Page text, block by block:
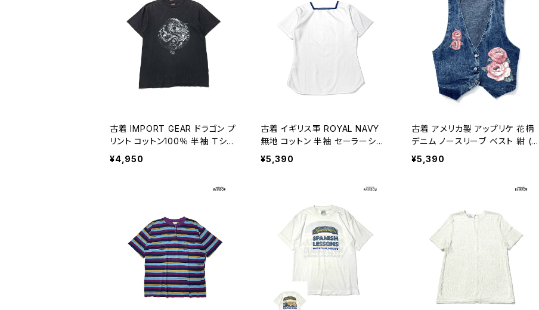
古着 IMPORT GEAR ドラゴン プ
リント コットン100％ 半袖 Ｔシャ
ツ 黒 (ttu2606049)
¥4,950
古着 イギリス軍 ROYAL NAVY
無地 コットン 半袖 セーラーシャ
ツ トップス プルオーバー 白 (ttu2
606117)
¥5,390
古着 アメリカ製 アップリケ 花柄
デニム ノースリーブ ベスト 紺 (tt
u2606106)
¥5,390